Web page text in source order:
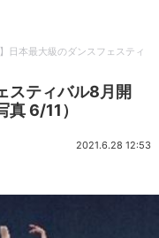
】日本最大級のダンスフェスティ
スティバル8月開
6/11）
2021.6.28 12:53